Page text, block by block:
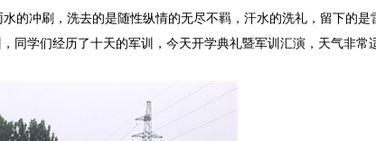
冲刷，洗去的是随性纵情的无尽不羁，汗水的洗礼，留下的是
同学们经历了十天的军训，今天开学典礼暨军训汇演，天气非常